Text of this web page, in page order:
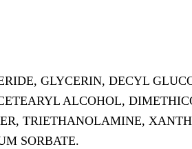
GLYCERIN, DECYL
ALCOHOL,
TRIETHANOLAMINE,
SORBATE.